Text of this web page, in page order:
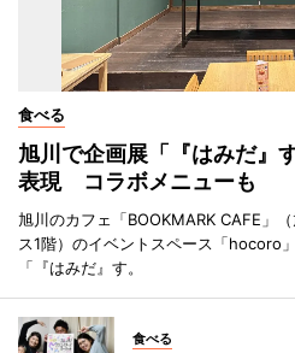
食べる
旭川で企画展「『はみだ
表現 コラボメニューも
旭川のカフェ「BOOKMARK CAFE」
ス1階）のイベントスペース「hocoro
「『はみだ』す。
食べる